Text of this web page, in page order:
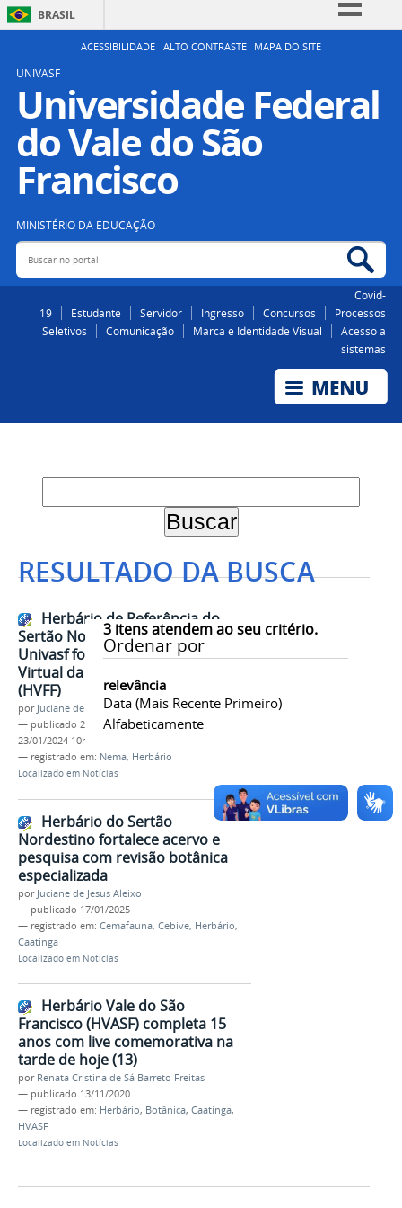
BRASIL
Simplifique!
Participe
Acesso à informação
Legislação
ACESSIBILIDADE ALTO CONTRASTE MAPA DO SITE
UNIVASF
Universidade Federal
do Vale do São
Francisco
MINISTÉRIO DA EDUCAÇÃO
Buscar no portal
Covid-
19
Estudante Servidor Ingresso Concursos
Processos
Seletivos
Comunicação Marca e Identidade Visual
Acesso a
sistemas
RESULTADO DA BUSCA
3itens atendem ao seu critério.
Ordenar por
relevância
Data (mais Recente Primeiro)
Alfabeticamente
Herbário de Referência do
Sertão Nordestino (HRSN) da
Univasf foi incluído ao Herbário
Virtual da Flora e dos Fungos
(HVFF)
por Juciane de Jesus Aleixo
— publicado 23/01/2024—última modificação
23/01/2024 10h45
— registrado em: Nema, Herbário
Localizado em Notícias
Herbário do Sertão
Nordestino fortalece acervo e
pesquisa com revisão botânica
especializada
por Juciane de Jesus Aleixo
— publicado 17/01/2025
— registrado em: Cemafauna, Cebive, Herbário,
Caatinga
Localizado em Notícias
Herbário Vale do São
Francisco (HVASF) completa 15
anos com live comemorativa na
tarde de hoje (13)
por Renata Cristina de Sá Barreto Freitas
— publicado 13/11/2020
— registrado em: Herbário, Botânica, Caatinga,
HVASF
Localizado em Notícias